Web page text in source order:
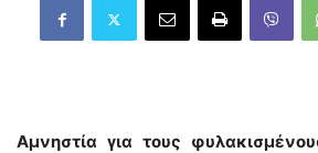
Αμνηστία για τους